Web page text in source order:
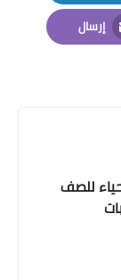
LinkedIn
إرسال
Email
للصف